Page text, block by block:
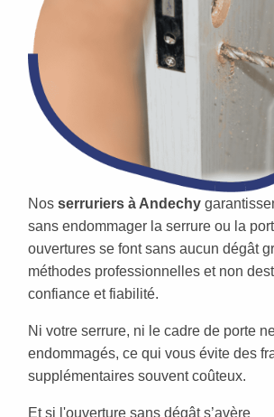
Nos serruriers à Andechy
sans endommager la serrure ou la
ouvertures se font sans aucun dégât
méthodes professionnelles et non
confiance et fiabilité.
Ni votre serrure, ni le cadre de porte
endommagés, ce qui vous évite des
supplémentaires souvent coûteux.
Et si l'ouverture sans dégât s’avère